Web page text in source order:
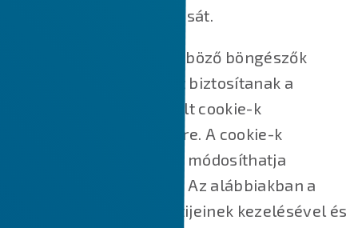
visszavonja hozzájárulását.
Ezen túlmenően a különböző böngészők
különböző módszereket biztosítanak a
webhelyek által használt cookie-k
blokkolására és törlésére. A cookie-k
letiltásához/törléséhez módosíthatja
böngészője beállításait. Az alábbiakban a
főbb webböngészők sütijeinek kezelésével és